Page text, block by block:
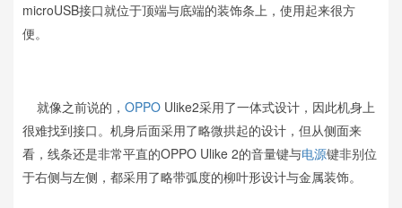
microUSB接口就位于顶端与底端的装饰条上，使用起来很方
便。
就像之前说的， OPPO Ulike2采用了一体式设计，因此机身上
很难找到接口。机身后面采用了略微拱起的设计，但从侧面来
看，线条还是非常平直的OPPO Ulike 2的音量键与电源键非别位
于右侧与左侧，都采用了略带弧度的柳叶形设计与金属装饰。